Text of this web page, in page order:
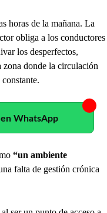
horas de la mañana. La
obliga a los conductores
los desperfectos,
zona donde la circulación
WhatsApp
“un ambiente
falta de gestión crónica